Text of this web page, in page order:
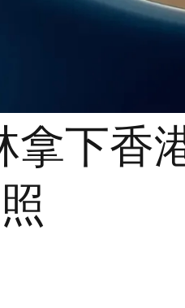
拿下香